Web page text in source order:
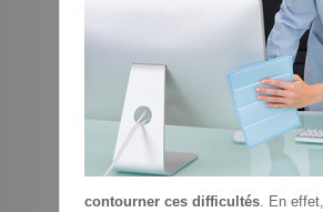
contourner ces difficultés. En